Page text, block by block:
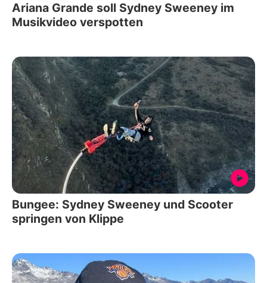
Ariana Grande soll Sydney Sweeney im
Musikvideo verspotten
Bungee: Sydney Sweeney und Scooter
springen von Klippe